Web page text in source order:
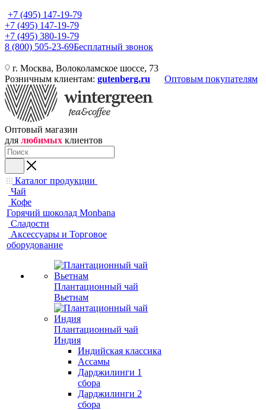
+7 (495) 147-19-79
+7 (495) 147-19-79
+7 (495) 380-19-79
8 (800) 505-23-69Бесплатный звонок
г. Москва, Волоколамское шоссе, 73
Розничным клиентам: gutenberg.ru Оптовым покупателям
Оптовый магазин
для любимых клиентов
Каталог продукции
Чай
Кофе
Горячий шоколад Monbana
Сладости
Аксессуары и Торговое
оборудование
Плантационный чай
Вьетнам
Плантационный чай
Индия
Индийская классика
Ассамы
Дарджилинги 1
сбора
Дарджилинги 2
сбора